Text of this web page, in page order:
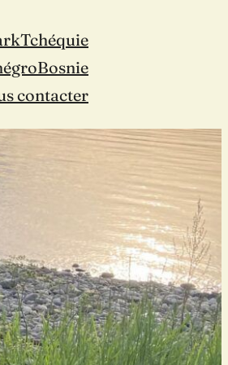
Tchéquie
Bosnie
contacter